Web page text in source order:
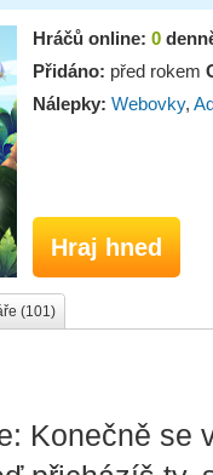
Hráčů online: 0
Přidáno: před rokem
Nálepky: Webovky,
Hraj hned
(101)
Konečně se